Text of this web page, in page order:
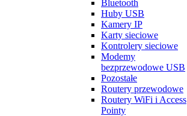
Bluetooth
Huby USB
Kamery IP
Karty sieciowe
Kontrolery sieciowe
Modemy
bezprzewodowe USB
Pozostałe
Routery przewodowe
Routery WiFi i Access
Pointy